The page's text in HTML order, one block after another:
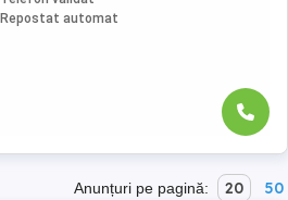
Repostat automat
Anunțuri pe pagină: 20 50